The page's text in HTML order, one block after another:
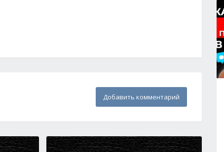
Добавить комментарий